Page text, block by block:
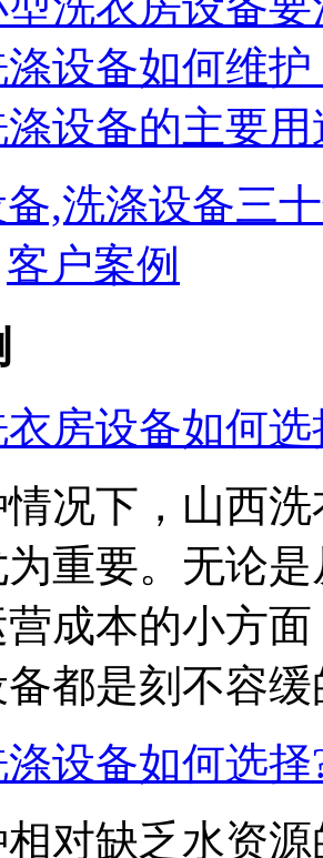
设备如何维护
设备的主要用
,洗涤设备三
客户案例
房设备如何
况下，山西
为重要。无论
成本的小方
都是刻不容
设备如何选择
对缺乏水资